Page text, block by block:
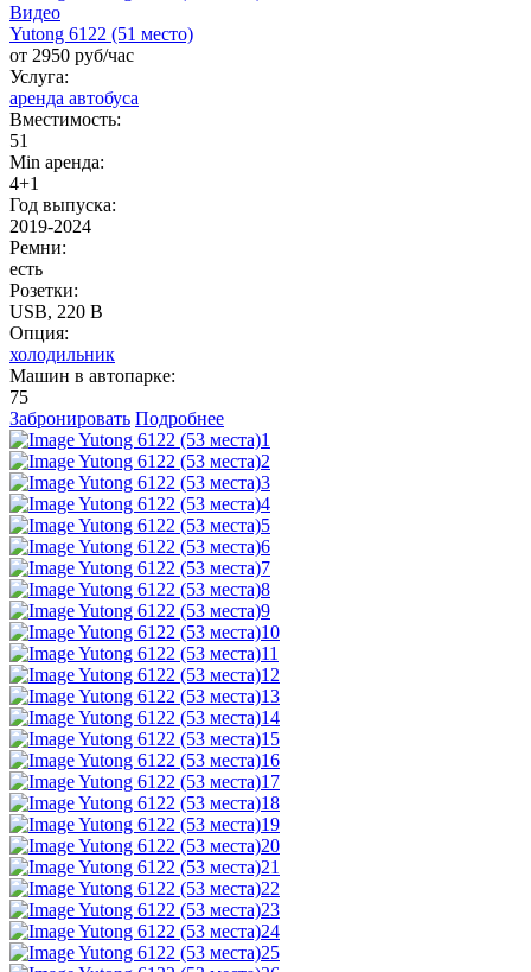
Видео
Yutong 6122 (51 место)
от 2950 руб/час
Услуга:
аренда автобуса
Вместимость:
51
Min аренда:
4+1
Год выпуска:
2019-2024
Ремни:
есть
Розетки:
USB, 220 B
Опция:
холодильник
Машин в автопарке:
75
Забронировать Подробнее